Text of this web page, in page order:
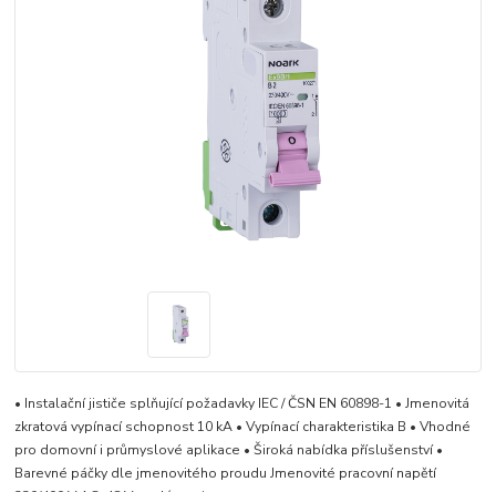
• Instalační jističe splňující požadavky IEC / ČSN EN 60898-1 • Jmenovitá
zkratová vypínací schopnost 10 kA • Vypínací charakteristika B • Vhodné
pro domovní i průmyslové aplikace • Široká nabídka příslušenství •
Barevné páčky dle jmenovitého proudu Jmenovité pracovní napětí